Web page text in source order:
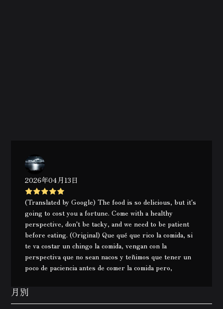
2026年04月13日
(Translated by Google) The food is so delicious, but it's
going to cost you a fortune. Come with a healthy
perspective, don't be tacky, and we need to be patient
before eating. (Original) Que qué que rico la comida, si
te va costar un chingo la comida, vengan con la
perspectiva que no sean nacos y teñimos que tener un
poco de paciencia antes de comer la comida pero,
月別